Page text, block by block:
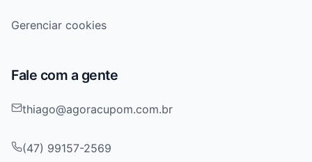
Gerenciar cookies
Fale com a gente
thiago@agoracupom.com.br
(47) 99157-2569